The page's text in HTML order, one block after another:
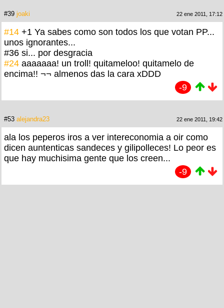
#39 joaki 22 ene 2011, 17:12
#14 +1 Ya sabes como son todos los que votan PP...
unos ignorantes...
#36 si... por desgracia
#24 aaaaaaa! un troll! quitameloo! quitamelo de
encima!! ¬¬ almenos das la cara xDDD
-9
#53 alejandra23 22 ene 2011, 19:42
ala los peperos iros a ver intereconomia a oir como
dicen auntenticas sandeces y gilipolleces! Lo peor es
que hay muchisima gente que los creen...
-9